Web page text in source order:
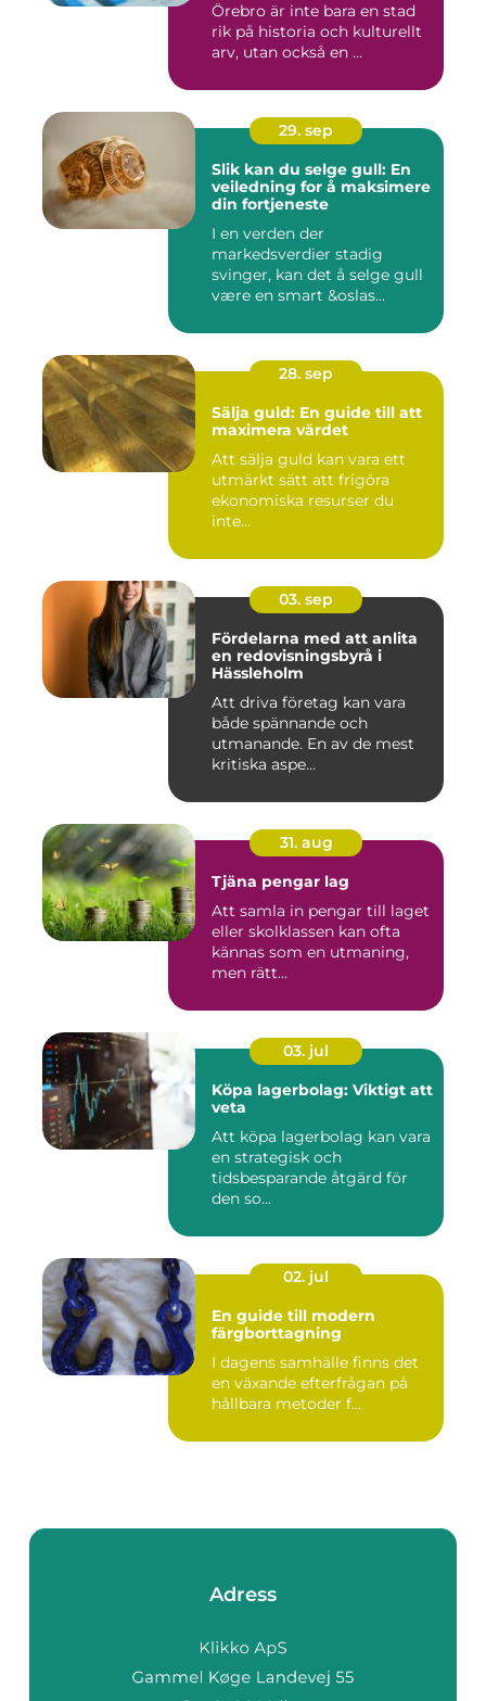
Örebro är inte bara en stad
rik på historia och kulturellt
arv, utan också en ...
29. sep
Slik kan du selge gull: En
veiledning for å maksimere
din fortjeneste
I en verden der
markedsverdier stadig
svinger, kan det å selge gull
være en smart &oslas...
28. sep
Sälja guld: En guide till att
maximera värdet
Att sälja guld kan vara ett
utmärkt sätt att frigöra
ekonomiska resurser du
inte...
03. sep
Fördelarna med att anlita
en redovisningsbyrå i
Hässleholm
Att driva företag kan vara
både spännande och
utmanande. En av de mest
kritiska aspe...
31. aug
Tjäna pengar lag
Att samla in pengar till laget
eller skolklassen kan ofta
kännas som en utmaning,
men rätt...
03. jul
Köpa lagerbolag: Viktigt att
veta
Att köpa lagerbolag kan vara
en strategisk och
tidsbesparande åtgärd för
den so...
02. jul
En guide till modern
färgborttagning
I dagens samhälle finns det
en växande efterfrågan på
hållbara metoder f...
Adress